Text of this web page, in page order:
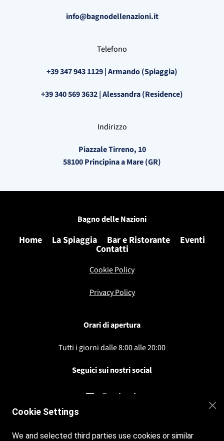
info@bagnodellenazioni.it
Telefono
+39 347 943 1129 | Armando (Spiaggia)
+39 340 569 3632 | Alessandra (Residence)
Indirizzo
Piazzale Tirreno, 10
58100 Principina a Mare (GR)
Bagno delle Nazioni
Home La Spiaggia Bar e Ristorante Eventi
Contatti
Cookie Policy
Privacy Policy
Orari di apertura
Tutti i giorni dalle 8:00 alle 20:00
Seguici sui nostri social
Facebook
Contatti
Cookie Settings
We and selected third parties use cookies or similar